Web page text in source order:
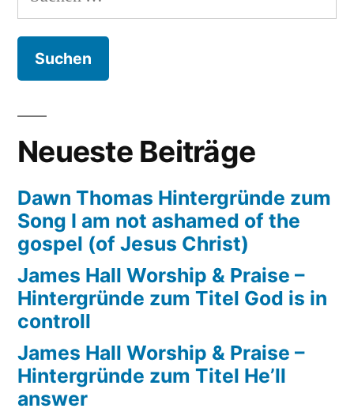
Hintergründe
nach:
Neueste Beiträge
Dawn Thomas Hintergründe zum
Song I am not ashamed of the
gospel (of Jesus Christ)
James Hall Worship & Praise –
Hintergründe zum Titel God is in
controll
James Hall Worship & Praise –
Hintergründe zum Titel He’ll
answer